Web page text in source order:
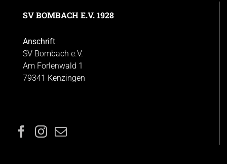
SV BOMBACH E.V. 1928
Anschrift
SV Bombach e.V.
Am Forlenwald 1
79341 Kenzingen